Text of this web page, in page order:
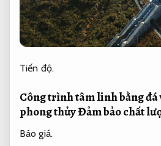
Tiến độ.
Công trình tâm linh bằng đá
phong thủyĐảm bảo chất
Báo giá.